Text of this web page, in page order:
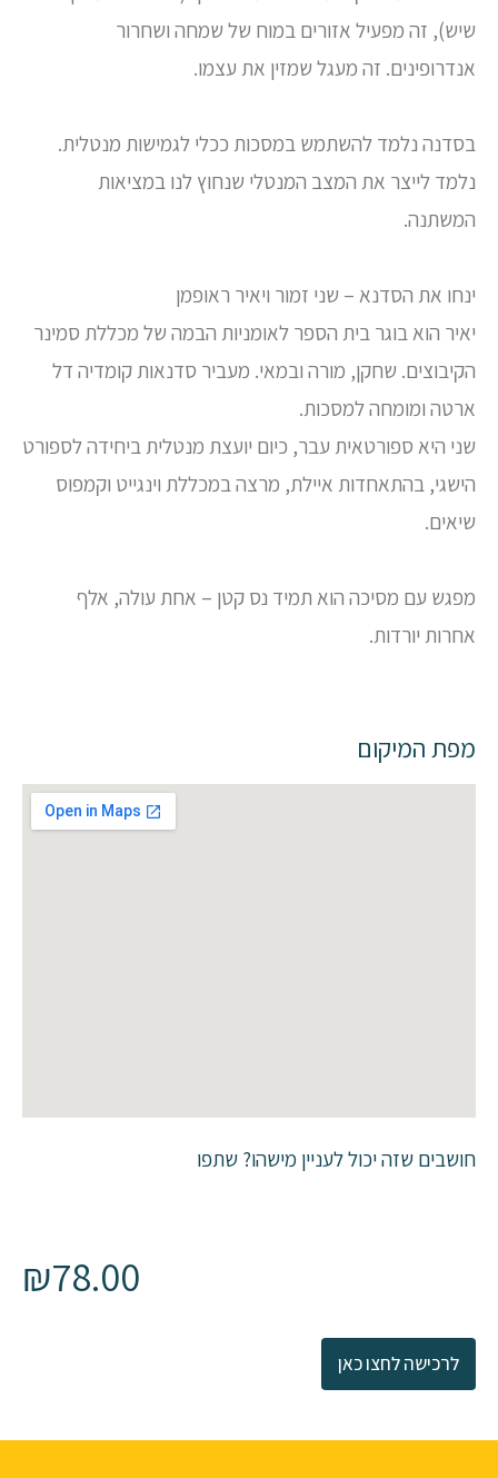
שיש), זה מפעיל אזורים במוח של שמחה ושחרור
אנדרופינים. זה מעגל שמזין את עצמו.
בסדנה נלמד להשתמש במסכות ככלי לגמישות מנטלית.
נלמד לייצר את המצב המנטלי שנחוץ לנו במציאות
המשתנה.
ינחו את הסדנא – שני זמור ויאיר ראופמן
יאיר הוא בוגר בית הספר לאומניות הבמה של מכללת סמינר
הקיבוצים. שחקן, מורה ובמאי. מעביר סדנאות קומדיה דל
ארטה ומומחה למסכות.
שני היא ספורטאית עבר, כיום יועצת מנטלית ביחידה לספורט
הישגי, בהתאחדות איילת, מרצה במכללת וינגייט וקמפוס
שיאים.
מפגש עם מסיכה הוא תמיד נס קטן – אחת עולה, אלף
אחרות יורדות.
מפת המיקום
חושבים שזה יכול לעניין מישהו? שתפו
₪78.00
לרכישה לחצו כאן